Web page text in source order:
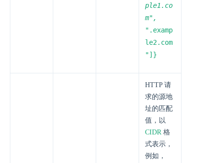
ple1.co
m",
" .examp
le2.com
"]}
HTTP 请
求的源地
址的匹配
值，以
CIDR 格
式表示，
例如，